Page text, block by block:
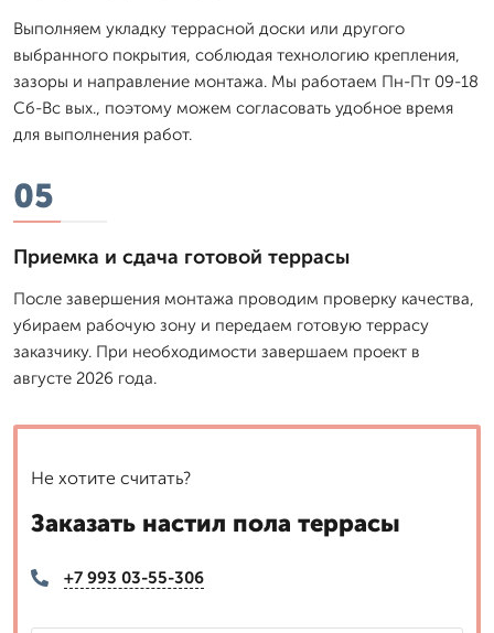
Выполняем укладку террасной доски или другого
выбранного покрытия, соблюдая технологию крепления,
зазоры и направление монтажа. Мы работаем Пн-Пт 09-18
Сб-Вс вых., поэтому можем согласовать удобное время
для выполнения работ.
05
Приемка и сдача готовой террасы
После завершения монтажа проводим проверку качества,
убираем рабочую зону и передаем готовую террасу
заказчику. При необходимости завершаем проект в
августе 2026 года.
Не хотите считать?
Заказать настил пола террасы
+7 993 03-55-306